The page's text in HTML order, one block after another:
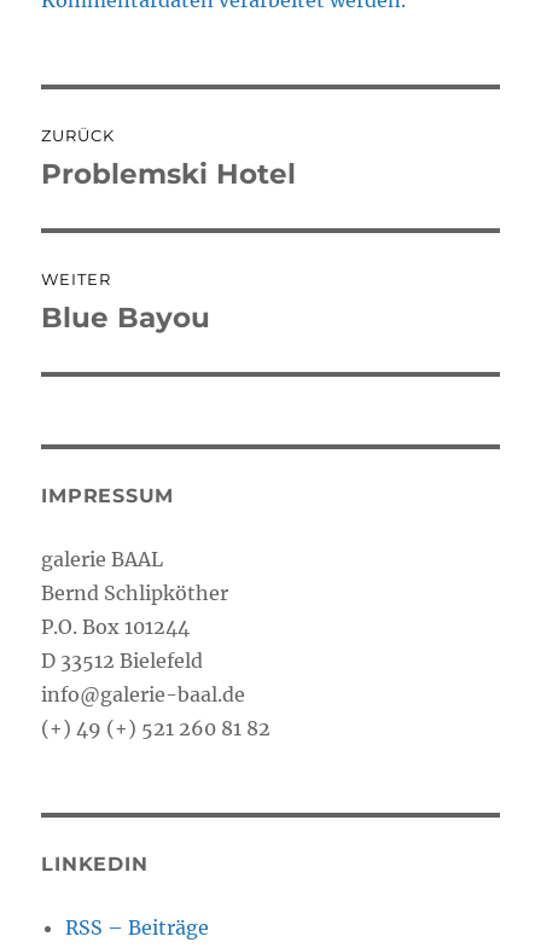
ZURÜCK
Vorheriger
Problemski Hotel
WEITER
Nächster
Blue Bayou
IMPRESSUM
galerie BAAL
Bernd Schlipköther
P.O. Box 101244
D 33512 Bielefeld
info@galerie-baal.de
(+) 49 (+) 521 260 81 82
LINKEDIN
RSS – Beiträge